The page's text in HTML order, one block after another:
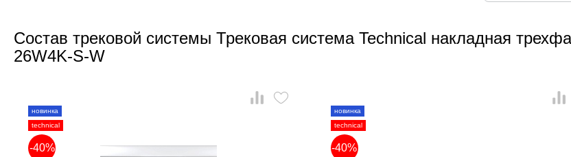
Состав трековой системы Трековая система Technical накладная
26W4K-S-W
новинка
technical
-40%
новинка
technical
-40%